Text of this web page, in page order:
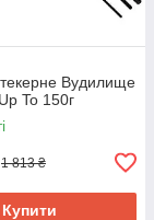
Вудилище
To 150г
1 813 ₴
Купити